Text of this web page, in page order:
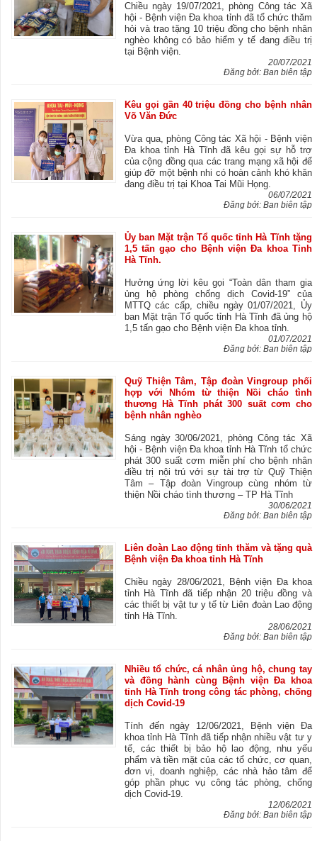
Chiều ngày 19/07/2021, phòng Công tác Xã
hội - Bệnh viện Đa khoa tỉnh đã tổ chức thăm
hỏi và trao tặng 10 triệu đồng cho bệnh nhân
nghèo không có bảo hiểm y tế đang điều trị
tại Bệnh viện.
20/07/2021
Đăng bởi: Ban biên tập
Kêu gọi gần 40 triệu đồng cho bệnh nhân
Võ Văn Đức
Vừa qua, phòng Công tác Xã hội - Bệnh viện
Đa khoa tỉnh Hà Tĩnh đã kêu gọi sự hỗ trợ
của cộng đồng qua các trang mạng xã hội để
giúp đỡ một bệnh nhi có hoàn cảnh khó khăn
đang điều trị tại Khoa Tai Mũi Họng.
06/07/2021
Đăng bởi: Ban biên tập
Ủy ban Mặt trận Tổ quốc tỉnh Hà Tĩnh tặng
1,5 tấn gạo cho Bệnh viện Đa khoa Tỉnh
Hà Tĩnh.
Hưởng ứng lời kêu gọi “Toàn dân tham gia
ủng hộ phòng chống dịch Covid-19” của
MTTQ các cấp, chiều ngày 01/07/2021, Ủy
ban Mặt trận Tổ quốc tỉnh Hà Tĩnh đã ủng hộ
1,5 tấn gạo cho Bệnh viện Đa khoa tỉnh.
01/07/2021
Đăng bởi: Ban biên tập
Quỹ Thiện Tâm, Tập đoàn Vingroup phối
hợp với Nhóm từ thiện Nồi cháo tình
thương Hà Tĩnh phát 300 suất cơm cho
bệnh nhân nghèo
Sáng ngày 30/06/2021, phòng Công tác Xã
hội - Bệnh viện Đa khoa tỉnh Hà Tĩnh tổ chức
phát 300 suất cơm miễn phí cho bệnh nhân
điều trị nội trú với sự tài trợ từ Quỹ Thiện
Tâm – Tập đoàn Vingroup cùng nhóm từ
thiện Nồi cháo tình thương – TP Hà Tĩnh
30/06/2021
Đăng bởi: Ban biên tập
Liên đoàn Lao động tỉnh thăm và tặng quà
Bệnh viện Đa khoa tỉnh Hà Tĩnh
Chiều ngày 28/06/2021, Bệnh viện Đa khoa
tỉnh Hà Tĩnh đã tiếp nhận 20 triệu đồng và
các thiết bị vật tư y tế từ Liên đoàn Lao động
tỉnh Hà Tĩnh.
28/06/2021
Đăng bởi: Ban biên tập
Nhiều tổ chức, cá nhân ủng hộ, chung tay
và đồng hành cùng Bệnh viện Đa khoa
tỉnh Hà Tĩnh trong công tác phòng, chống
dịch Covid-19
Tính đến ngày 12/06/2021, Bệnh viện Đa
khoa tỉnh Hà Tĩnh đã tiếp nhận nhiều vật tư y
tế, các thiết bị bảo hộ lao động, nhu yếu
phẩm và tiền mặt của các tổ chức, cơ quan,
đơn vị, doanh nghiệp, các nhà hảo tâm để
góp phần phục vụ công tác phòng, chống
dịch Covid-19.
12/06/2021
Đăng bởi: Ban biên tập